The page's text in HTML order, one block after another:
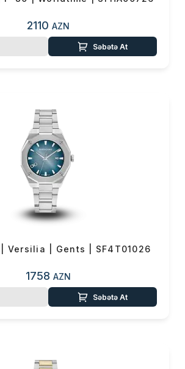
2110 AZN
Səbətə At
| Versilia | Gents | SF4T01026
1758 AZN
Səbətə At
əlavə edildi
0 ₼
Sifarişi rəsmiləşdir